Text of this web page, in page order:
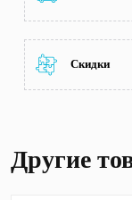
Скидки
Другие